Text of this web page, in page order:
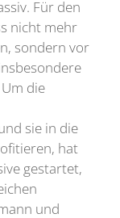
Für den
nicht mehr
sondern vor
die
sie in die
hat
gestartet,
und